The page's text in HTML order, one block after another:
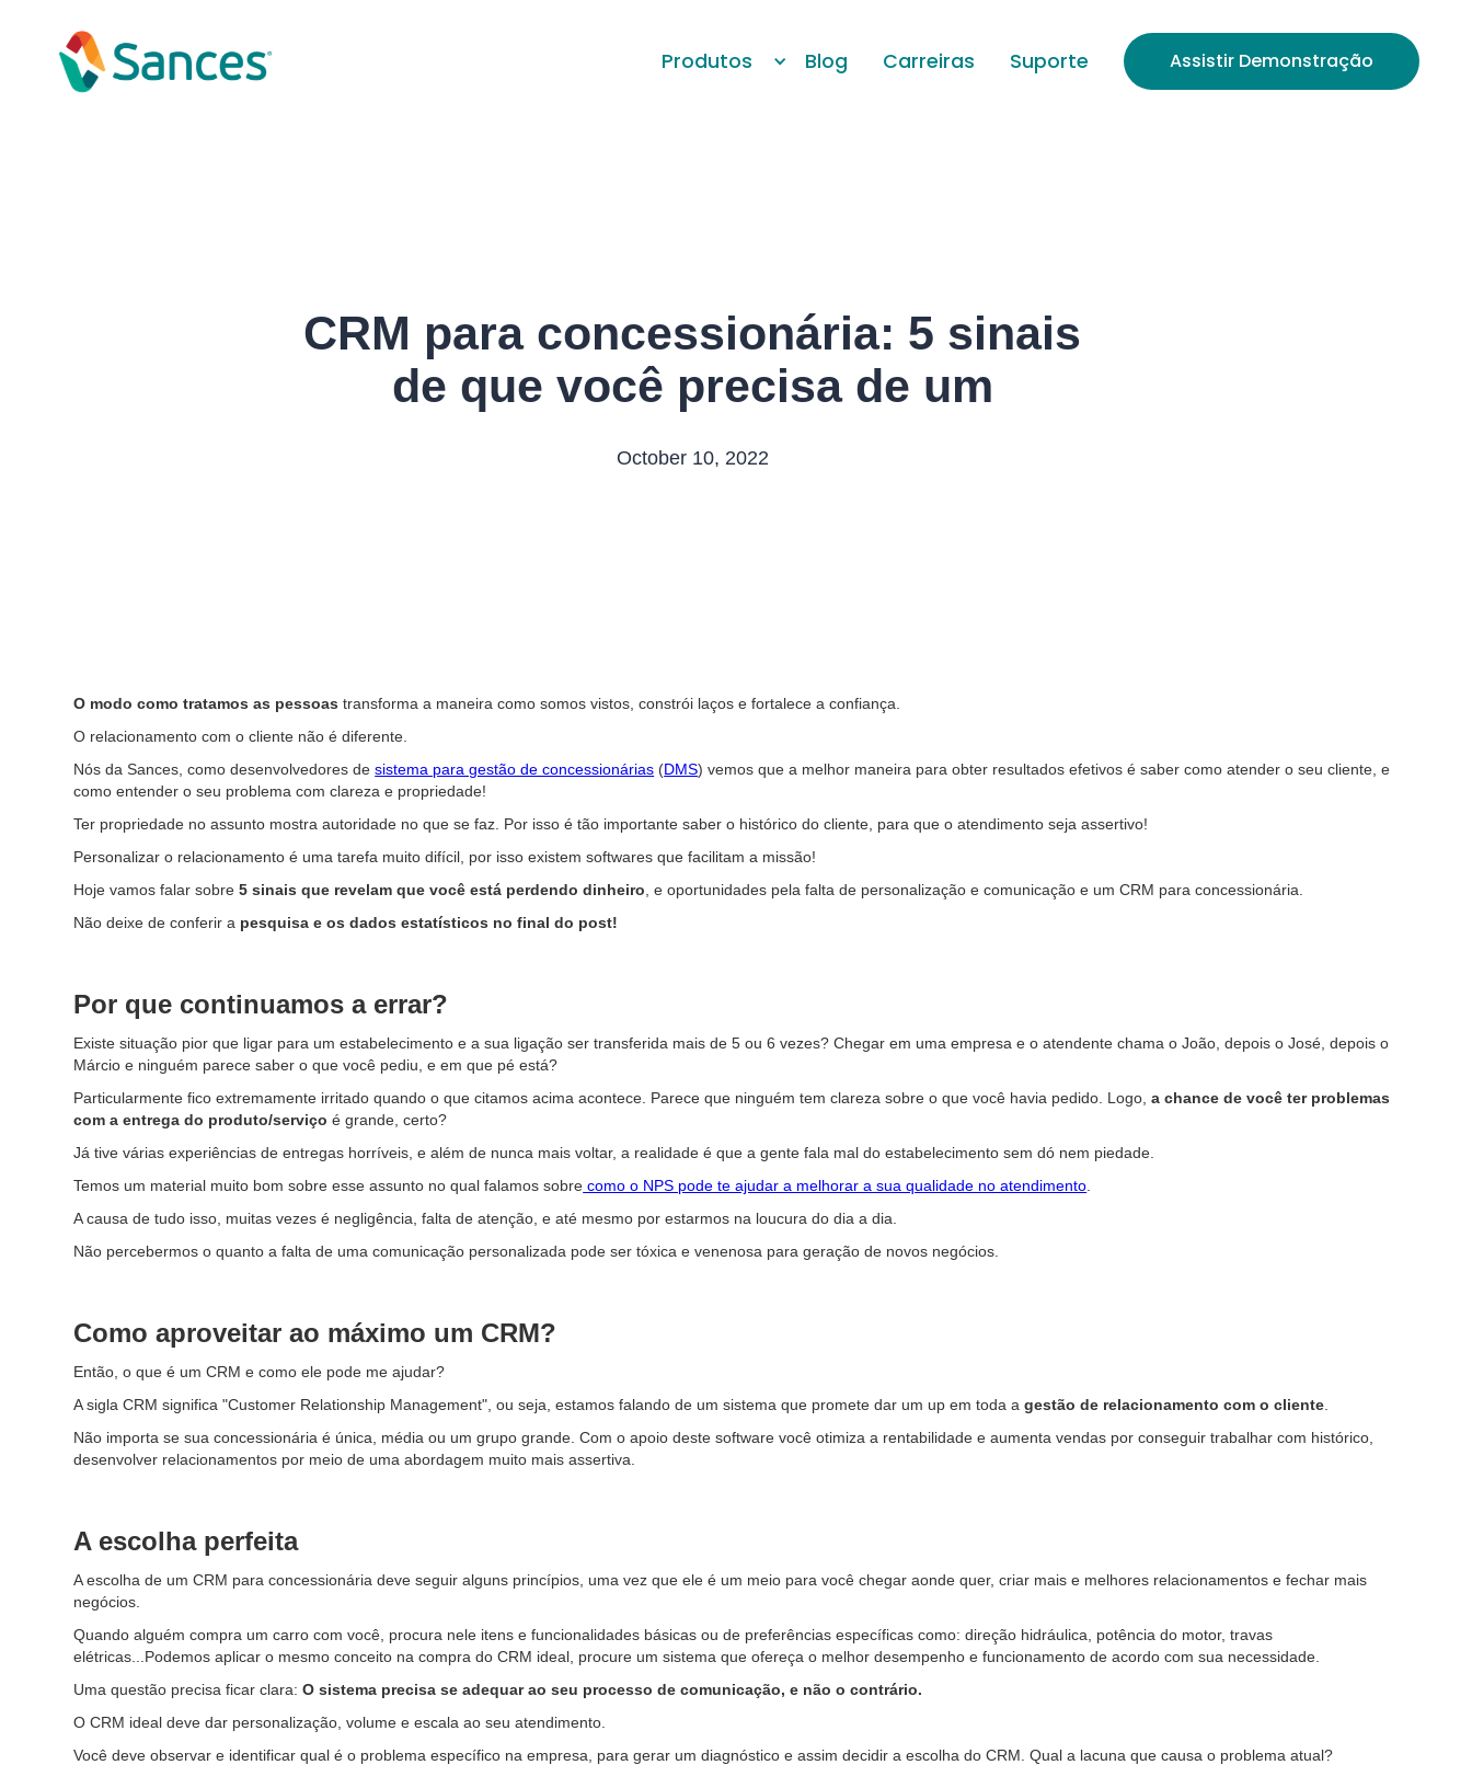
Produtos Blog Carreiras Suporte Assistir Demonstração
CRM para concessionária: 5 sinais
de que você precisa de um
October 10, 2022
O modo como tratamos as pessoas transforma a maneira como somos vistos, constrói laços e fortalece a confiança.
O relacionamento com o cliente não é diferente.
Nós da Sances, como desenvolvedores desistema para gestão de concessionárias (DMS) vemos que a melhor maneira para obter resultados efetivos é saber como atender o seu cliente, e
como entender o seu problema com clareza e propriedade!
Ter propriedade no assunto mostra autoridade no que se faz. Por isso é tão importante saber o histórico do cliente, para que o atendimento seja assertivo!
Personalizar o relacionamento é uma tarefa muito difícil, por isso existem softwares que facilitam a missão!
Hoje vamos falar sobre5 sinais que revelam que você está perdendo dinheiro , e oportunidades pela falta de personalização e comunicação e um CRM para concessionária.
Não deixe de conferir a pesquisa e os dados estatísticos no final do post!
Por que continuamos a errar?
Existe situação pior que ligar para um estabelecimento e a sua ligação ser transferida mais de 5 ou 6 vezes? Chegar em uma empresa e o atendente chama o João, depois o José, depois o
Márcio e ninguém parece saber o que você pediu, e em que pé está?
Particularmente fico extremamente irritado quando o que citamos acima acontece. Parece que ninguém tem clareza sobre o que você havia pedido. Logo,a chance de você ter problemas
com a entrega do produto/serviço é grande, certo?
Já tive várias experiências de entregas horríveis, e além de nunca mais voltar, a realidade é que a gente fala mal do estabelecimento sem dó nem piedade.
Temos um material muito bom sobre esse assunto no qual falamos sobre como o NPS pode te ajudar a melhorar a sua qualidade no atendimento
A causa de tudo isso, muitas vezes é negligência, falta de atenção, e até mesmo por estarmos na loucura do dia a dia.
Não percebermos o quanto a falta de uma comunicação personalizada pode ser tóxica e venenosa para geração de novos negócios.
Como aproveitar ao máximo um CRM?
Então, o que é um CRM e como ele pode me ajudar?
A sigla CRM significa "Customer Relationship Management", ou seja, estamos falando de um sistema que promete dar um up em toda agestão de relacionamento com o cliente
Não importa se sua concessionária é única, média ou um grupo grande. Com o apoio deste software você otimiza a rentabilidade e aumenta vendas por conseguir trabalhar com histórico,
desenvolver relacionamentos por meio de uma abordagem muito mais assertiva.
A escolha perfeita
A escolha de um CRM para concessionária deve seguir alguns princípios, uma vez que ele é um meio para você chegar aonde quer, criar mais e melhores relacionamentos e fechar mais
negócios.
Quando alguém compra um carro com você, procura nele itens e funcionalidades básicas ou de preferências específicas como: direção hidráulica, potência do motor, travas
elétricas...Podemos aplicar o mesmo conceito na compra do CRM ideal, procure um sistema que ofereça o melhor desempenho e funcionamento de acordo com sua necessidade.
Uma questão precisa ficar clara:O sistema precisa se adequar ao seu processo de comunicação, e não o contrário.
O CRM ideal deve dar personalização, volume e escala ao seu atendimento.
Você deve observar e identificar qual é o problema específico na empresa, para gerar um diagnóstico e assim decidir a escolha do CRM. Qual a lacuna que causa o problema atual?